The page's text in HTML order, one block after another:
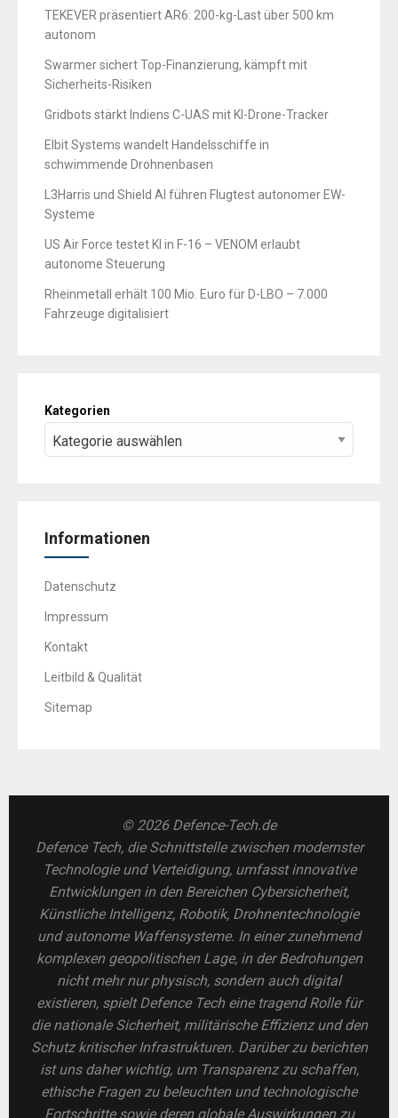
TEKEVER präsentiert AR6: 200-kg-Last über 500 km
autonom
Swarmer sichert Top-Finanzierung, kämpft mit
Sicherheits-Risiken
Gridbots stärkt Indiens C-UAS mit KI-Drone-Tracker
Elbit Systems wandelt Handelsschiffe in
schwimmende Drohnenbasen
L3Harris und Shield AI führen Flugtest autonomer EW-
Systeme
US Air Force testet KI in F-16 – VENOM erlaubt
autonome Steuerung
Rheinmetall erhält 100 Mio. Euro für D-LBO – 7.000
Fahrzeuge digitalisiert
Kategorien
Informationen
Datenschutz
Impressum
Kontakt
Leitbild & Qualität
Sitemap
© 2026 Defence-Tech.de
Defence Tech, die Schnittstelle zwischen modernster
Technologie und Verteidigung, umfasst innovative
Entwicklungen in den Bereichen Cybersicherheit,
Künstliche Intelligenz, Robotik, Drohnentechnologie
und autonome Waffensysteme. In einer zunehmend
komplexen geopolitischen Lage, in der Bedrohungen
nicht mehr nur physisch, sondern auch digital
existieren, spielt Defence Tech eine tragend Rolle für
die nationale Sicherheit, militärische Effizienz und den
Schutz kritischer Infrastrukturen. Darüber zu berichten
ist uns daher wichtig, um Transparenz zu schaffen,
ethische Fragen zu beleuchten und technologische
Fortschritte sowie deren globale Auswirkungen zu